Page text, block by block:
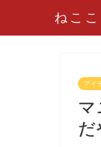
ねこ
アイ
マ
だ